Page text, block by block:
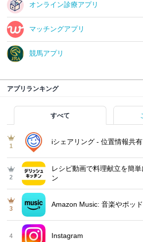
オンライン診療アプリ
マッチングアプリ
競馬アプリ
アプリランキング
すべて
1
iシェアリング - 位置情報共
2
レシピ動画で料理献立を簡
ン
3
Amazon Music: 音楽やポッ
4 Instagram